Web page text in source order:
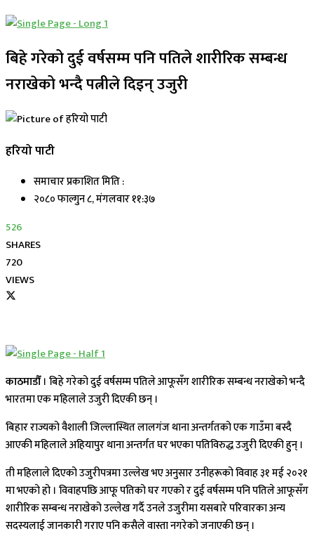
बिहे गरेको दुई वर्षसम्म पनि पतिले शारीरिक सम्बन्ध
नराखेको भन्दै पत्नीले दिइन् उजुरी
हरियो पाटी
समाचार प्रकाशित मिति :
२०८० फाल्गुन ८, मंगलवार ११:३७
526
SHARES
720
VIEWS
काठमाडौँ। बिहे गरेको दुई वर्षसम्म पतिले आफूसँग शारीरिक सम्बन्ध नराखेको भन्दै
भारतमा एक महिलाले उजुरी दिएकी छन् ।
बिहार राज्यको वैशाली जिल्लास्थित लालगंज थाना अन्तर्गतको एक गाउँमा बस्दै
आएकी महिलाले अहियापुर थाना अन्तर्गत घर भएका पतिविरुद्ध उजुरी दिएकी हुन् ।
ती महिलाले दिएको उजुरीपत्रमा उल्लेख भए अनुसार उनीहरूको विवाह ३१ मई २०२१
मा भएको हो । विवाहपछि आफू पतिको घर गएको र दुई वर्षसम्म पनि पतिले आफूसँग
शारीरिक सम्बन्ध नराखेको उल्लेख गर्दै उनले उजुरीमा यसबारे परिवारका अन्य
सदस्यलाई जानकारी गराए पनि कसैले वास्ता नगरेको जनाएकी छन् ।